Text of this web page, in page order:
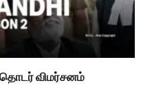
விமர்சனம்